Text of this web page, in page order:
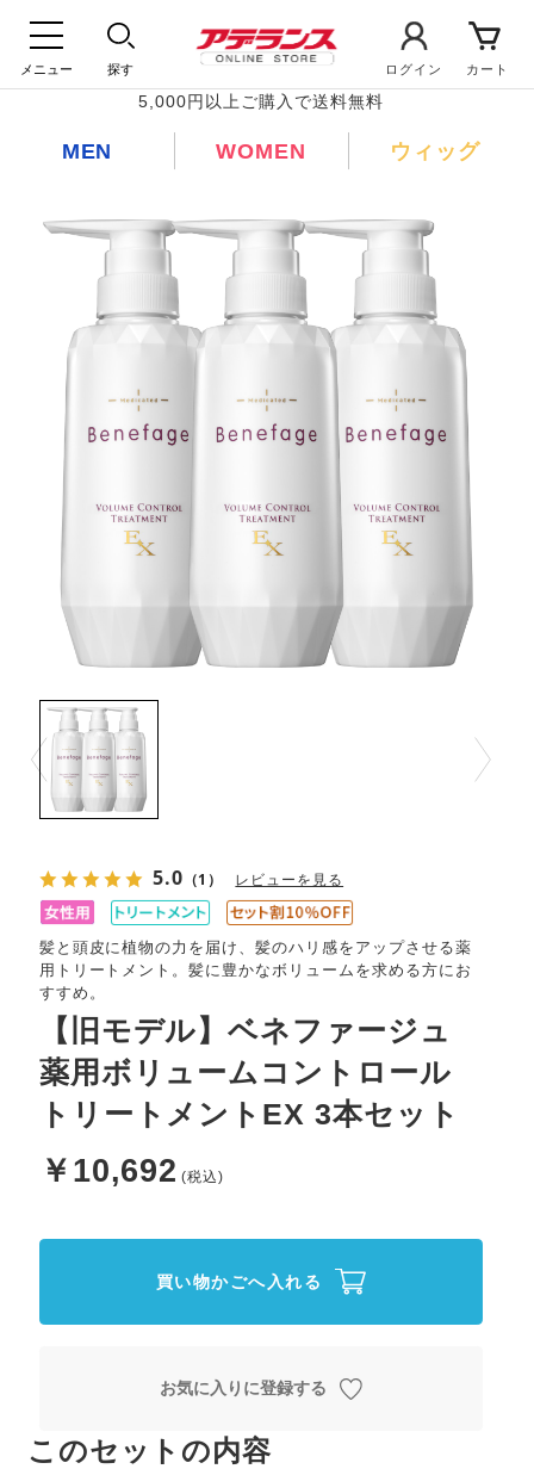
メニュー 探す ログイン カート
5,000円以上ご購入で送料無料
MEN WOMEN ウィッグ
5.0 （1） レビューを見る
【旧モデル】ベネファージュ
薬用ボリュームコントロール
トリートメントEX 3本セット
髪と頭皮に植物の力を届け、髪のハリ感をアップさせる薬
用トリートメント。髪に豊かなボリュームを求める方にお
すすめ。
￥10,692
買い物かごへ入れる
お気に入りに登録する
このセットの内容